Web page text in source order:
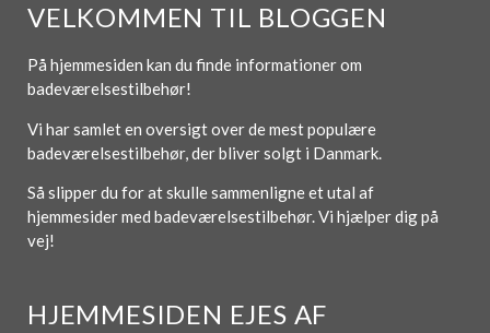
VELKOMMEN TIL BLOGGEN
På hjemmesiden kan du finde informationer om
badeværelsestilbehør!
Vi har samlet en oversigt over de mest populære
badeværelsestilbehør, der bliver solgt i Danmark.
Så slipper du for at skulle sammenligne et utal af
hjemmesider med badeværelsestilbehør. Vi hjælper dig på
vej!
HJEMMESIDEN EJES AF